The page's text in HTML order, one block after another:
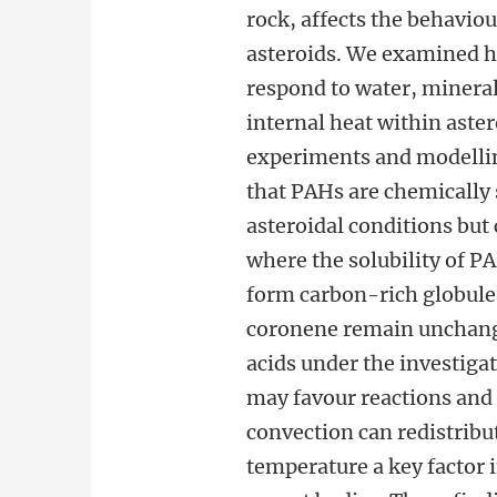
rock, affects the
asteroids. We examined
respond to water,
internal heat within
experiments and
that PAHs are
asteroidal conditions but
where the solubility of
form carbon-rich
coronene remain
acids under the
may favour reactions
convection can
temperature a key